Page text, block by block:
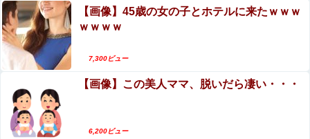
【画像】45歳の女の子とホテルに来たｗｗｗ
ｗｗｗｗ
7,300ビュー
【画像】この美人ママ、脱いだら凄い・・・
6,200ビュー